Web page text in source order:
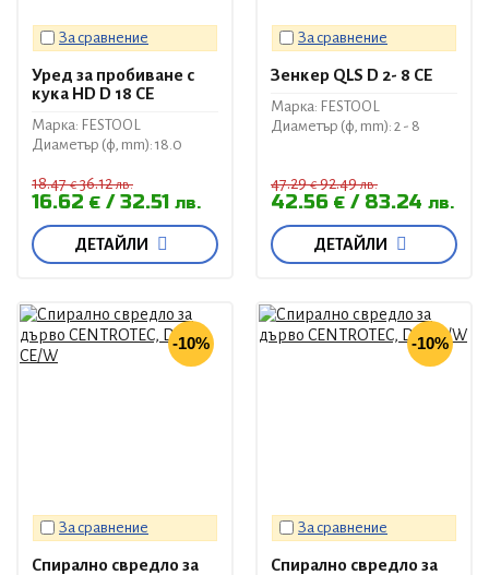
За сравнение
Уред за пробиване с
кука HD D 18 CE
Марка: FESTOOL
Диаметър (ф, mm): 18.0
18.47€36.12лв.
16.62 € 32.51 лв.
ДЕТАЙЛИ
За сравнение
Зенкер QLS D 2- 8 CE
Марка: FESTOOL
Диаметър (ф, mm): 2 - 8
47.29€92.49лв.
42.56 € 83.24 лв.
ДЕТАЙЛИ
-10%
За сравнение
Спирално свредло за
-10%
За сравнение
Спирално свредло за